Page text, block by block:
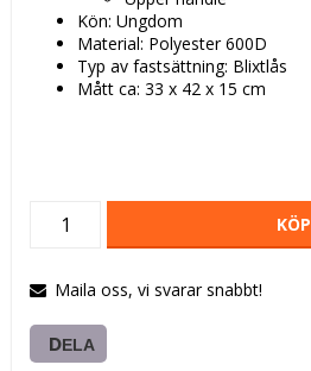
Kön: Ungdom
Material: Polyester 600D
Typ av fastsättning: Blixtlås
Mått ca: 33 x 42 x 15 cm
KÖP
Maila oss, vi svarar snabbt!
DELA